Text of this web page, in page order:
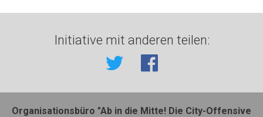
Initiative mit anderen teilen:
Organisationsbüro "Ab in die Mitte! Die City-Offensive